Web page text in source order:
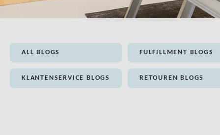
ALL BLOGS FULFILLMENT BLOGS
KLANTENSERVICE BLOGS RETOUREN BLOGS